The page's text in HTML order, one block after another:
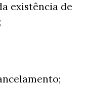
existência de